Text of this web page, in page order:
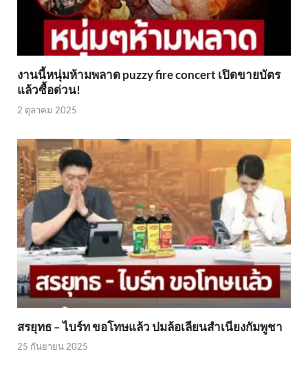
งานนี้หนุ่มห้ามพลาด puzzy fire concert เปิดขายบัตร
แล้วซื้อด่วน!
2 ตุลาคม 2025
สรยุทธ – ไบร์ท ขอโทษแล้ว ปมล้อเลียนสำเนียงกัมพูชา
25 กันยายน 2025